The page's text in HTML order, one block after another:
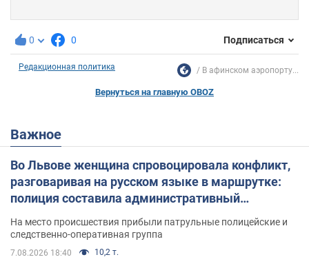
0 0 Подписаться
Редакционная политика В афинском аэропорту...
Вернуться на главную OBOZ
Важное
Во Львове женщина спровоцировала конфликт,
разговаривая на русском языке в маршрутке:
полиция составила административный
На место происшествия прибыли патрульные полицейские и
следственно-оперативная группа
7.08.2026 18:40 10,2 т.